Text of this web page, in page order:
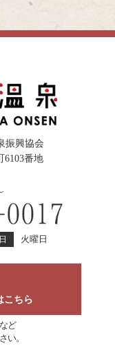
振興協会
6103番地
火曜日
こちら
ど
い。